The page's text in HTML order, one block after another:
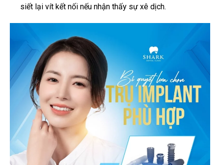
siết lại vít kết nối nếu nhận thấy sự xê dịch.